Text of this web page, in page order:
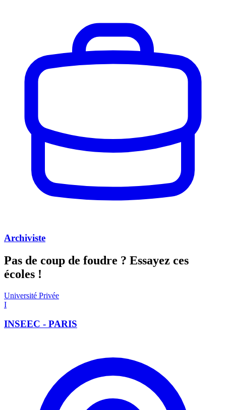
Archiviste
Pas de coup de foudre ? Essayez ces
écoles !
Université Privée
I
INSEEC - PARIS